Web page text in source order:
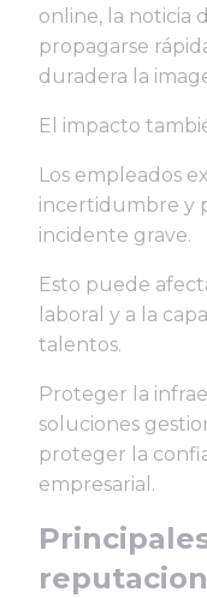
online, la noticia
propagarse
duradera la
El impacto
Los empleados
incertidumbre y
incidente grave.
Esto puede
laboral y a la
talentos.
Proteger la
soluciones
proteger la
empresarial.